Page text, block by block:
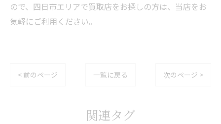
ので、四日市エリアで買取店をお探しの方は、当店をお
気軽にご利用ください。
< 前のページ 一覧に戻る 次のページ >
関連タグ